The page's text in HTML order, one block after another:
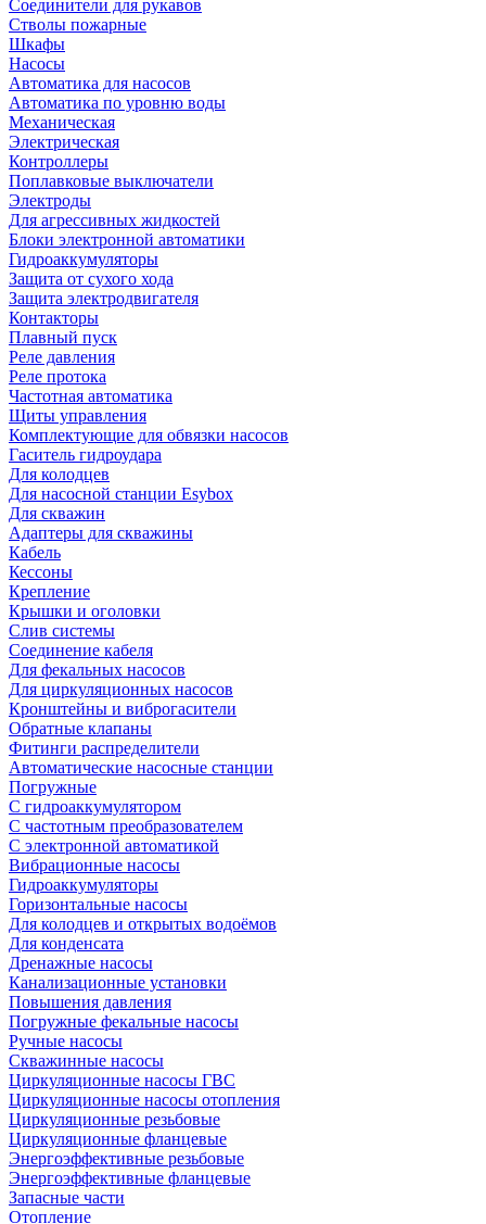
Соединители для рукавов
Стволы пожарные
Шкафы
Насосы
Автоматика для насосов
Автоматика по уровню воды
Механическая
Электрическая
Контроллеры
Поплавковые выключатели
Электроды
Для агрессивных жидкостей
Блоки электронной автоматики
Гидроаккумуляторы
Защита от сухого хода
Защита электродвигателя
Контакторы
Плавный пуск
Реле давления
Реле протока
Частотная автоматика
Щиты управления
Комплектующие для обвязки насосов
Гаситель гидроудара
Для колодцев
Для насосной станции Esybox
Для скважин
Адаптеры для скважины
Кабель
Кессоны
Крепление
Крышки и оголовки
Слив системы
Соединение кабеля
Для фекальных насосов
Для циркуляционных насосов
Кронштейны и виброгасители
Обратные клапаны
Фитинги распределители
Автоматические насосные станции
Погружные
С гидроаккумулятором
С частотным преобразователем
С электронной автоматикой
Вибрационные насосы
Гидроаккумуляторы
Горизонтальные насосы
Для колодцев и открытых водоёмов
Для конденсата
Дренажные насосы
Канализационные установки
Повышения давления
Погружные фекальные насосы
Ручные насосы
Скважинные насосы
Циркуляционные насосы ГВС
Циркуляционные насосы отопления
Циркуляционные резьбовые
Циркуляционные фланцевые
Энергоэффективные резьбовые
Энергоэффективные фланцевые
Запасные части
Отопление